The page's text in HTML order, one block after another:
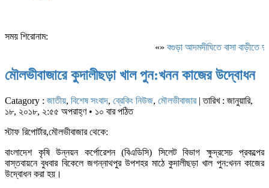
সময় শিরোনাম:
«»বগুড়া আদমদীঘিতে বাসা বাড়ীতে
মৌলভীবাজারে কুদালীছড়া খাল পুন:খনন কাজের উদ্বোধন
Catagory : জাতীয়, বিশেষ সংবাদ, ব্রেকিং নিউজ, মৌলভীবাজার| তারিখ : জানুয়ারি,
১৮, ২০১৮, ২:৫৫ অপরাহ্ণ • ১০ বার পঠিত
স্টাফ রিপোর্টার,মৌলভীবাজার থেকে:
বাংলাদেশ কৃষি উন্নয়ন কর্পোরেশন (বিএডিসি) সিলেট বিভাগ ক্ষুদ্রসেচ প্রকল্পের
বাস্তবায়নে বুধবার বিকেলে জগন্নাথপুর উপশহর মাঠে কুদালীছড়া খাল পুন:খনন কাজের
উদ্বোধন করা হয়।